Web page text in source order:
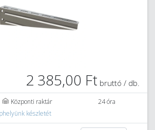
2 385,00 Ft bruttó / db.
Központi raktár
24 óra
készletét